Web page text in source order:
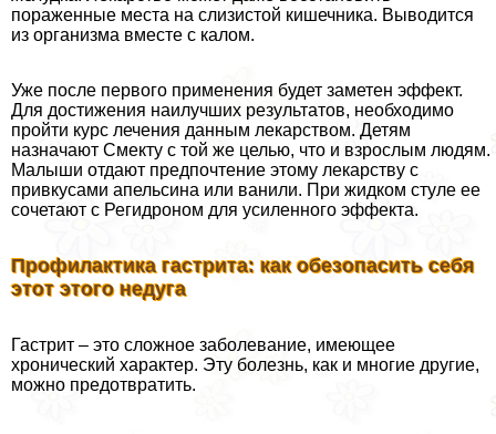
пораженные места на слизистой кишечника. Выводится
из организма вместе с калом.
Уже после первого применения будет заметен эффект.
Для достижения наилучших результатов, необходимо
пройти курс лечения данным лекарством. Детям
назначают Смекту с той же целью, что и взрослым людям.
Малыши отдают предпочтение этому лекарству с
привкусами апельсина или ванили. При жидком стуле ее
сочетают с Регидроном для усиленного эффекта.
Профилактика гастрита: как обезопасить себя
этот этого недуга
Гастрит – это сложное заболевание, имеющее
хронический хаpaктер. Эту болезнь, как и многие другие,
можно предотвратить.